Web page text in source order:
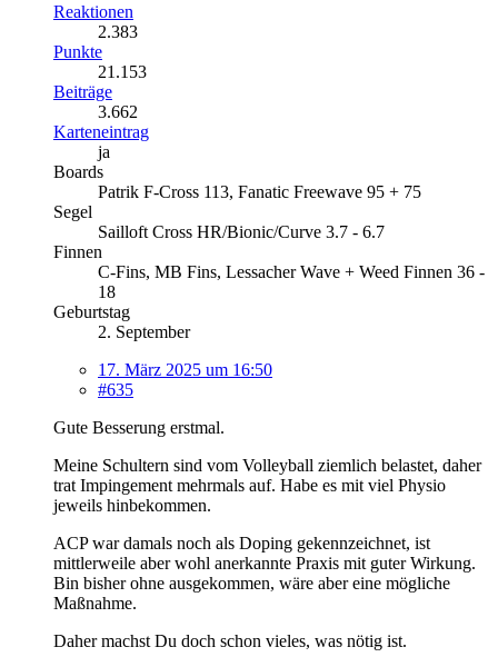
Reaktionen
2.383
Punkte
21.153
Beiträge
3.662
Karteneintrag
ja
Boards
Patrik F-Cross 113, Fanatic Freewave 95 + 75
Segel
Sailloft Cross HR/Bionic/Curve 3.7 - 6.7
Finnen
C-Fins, MB Fins, Lessacher Wave + Weed Finnen 36 -
18
Geburtstag
2. September
17. März 2025 um 16:50
#635
Gute Besserung erstmal.
Meine Schultern sind vom Volleyball ziemlich belastet, daher
trat Impingement mehrmals auf. Habe es mit viel Physio
jeweils hinbekommen.
ACP war damals noch als Doping gekennzeichnet, ist
mittlerweile aber wohl anerkannte Praxis mit guter Wirkung.
Bin bisher ohne ausgekommen, wäre aber eine mögliche
Maßnahme.
Daher machst Du doch schon vieles, was nötig ist.